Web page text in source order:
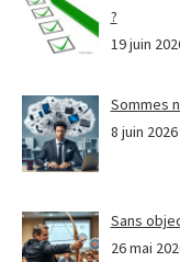
?
19 juin
Sommes
8 juin 2026
Sans
26 mai